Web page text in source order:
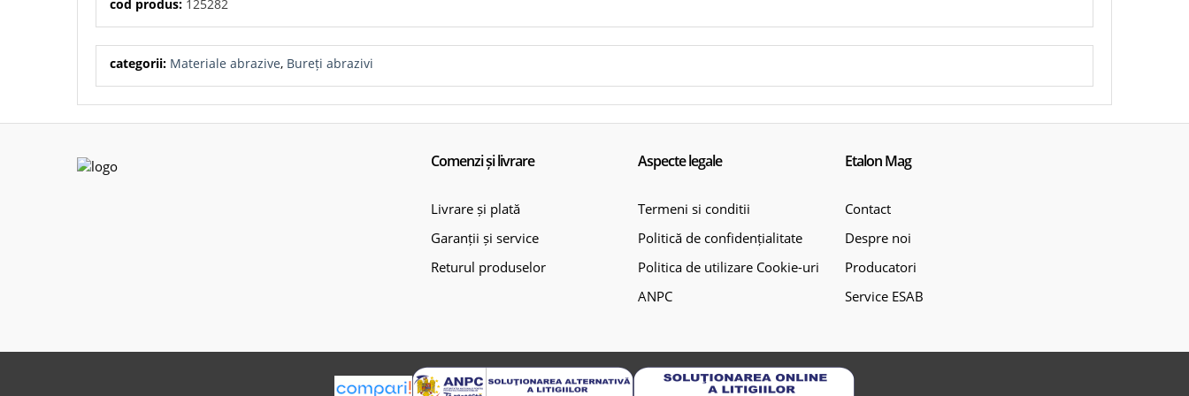
cod produs: 125282
categorii: Materiale abrazive, Bureți abrazivi
Comenzi și livrare
Livrare și plată
Garanții și service
Returul produselor
Aspecte legale
Termeni si conditii
Politică de confidențialitate
Politica de utilizare Cookie-uri
ANPC
Etalon Mag
Contact
Despre noi
Producatori
Service ESAB